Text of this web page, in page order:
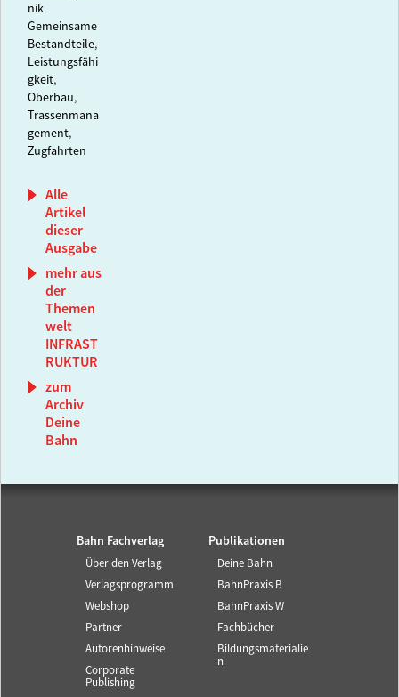
nik
Gemeinsame
Bestandteile,
Leistungsfähi
gkeit,
Oberbau,
Trassenmana
gement,
Zugfahrten
Alle
Artikel
dieser
Ausgabe
mehr aus
der
Themen
welt
INFRAST
RUKTUR
zum
Archiv
Deine
Bahn
Bahn Fachverlag
Über den Verlag
Verlagsprogramm
Webshop
Partner
Autorenhinweise
Corporate
Publishing
Publikationen
Deine Bahn
BahnPraxis B
BahnPraxis W
Fachbücher
Bildungsmaterialie
n